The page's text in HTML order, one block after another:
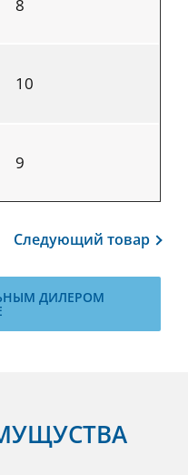
8
10
9
Следующий товар
ДИЛЕРОМ